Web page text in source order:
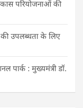
परियोजनाओं की
की उपलब्धता के लिए
पार्क : मुख्यमंत्री डॉ.